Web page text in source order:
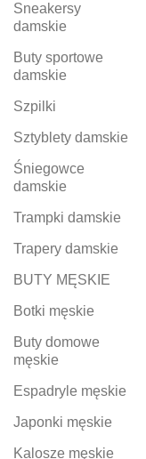
Sneakersy
damskie
Buty sportowe
damskie
Szpilki
Sztyblety damskie
Śniegowce
damskie
Trampki damskie
Trapery damskie
BUTY MĘSKIE
Botki męskie
Buty domowe
męskie
Espadryle męskie
Japonki męskie
Kalosze męskie